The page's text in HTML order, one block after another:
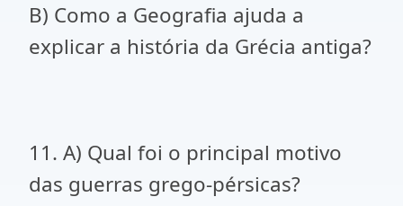
B) Como a Geografia ajuda a
explicar a história da Grécia antiga?
11. A) Qual foi o principal motivo
das guerras grego-pérsicas?